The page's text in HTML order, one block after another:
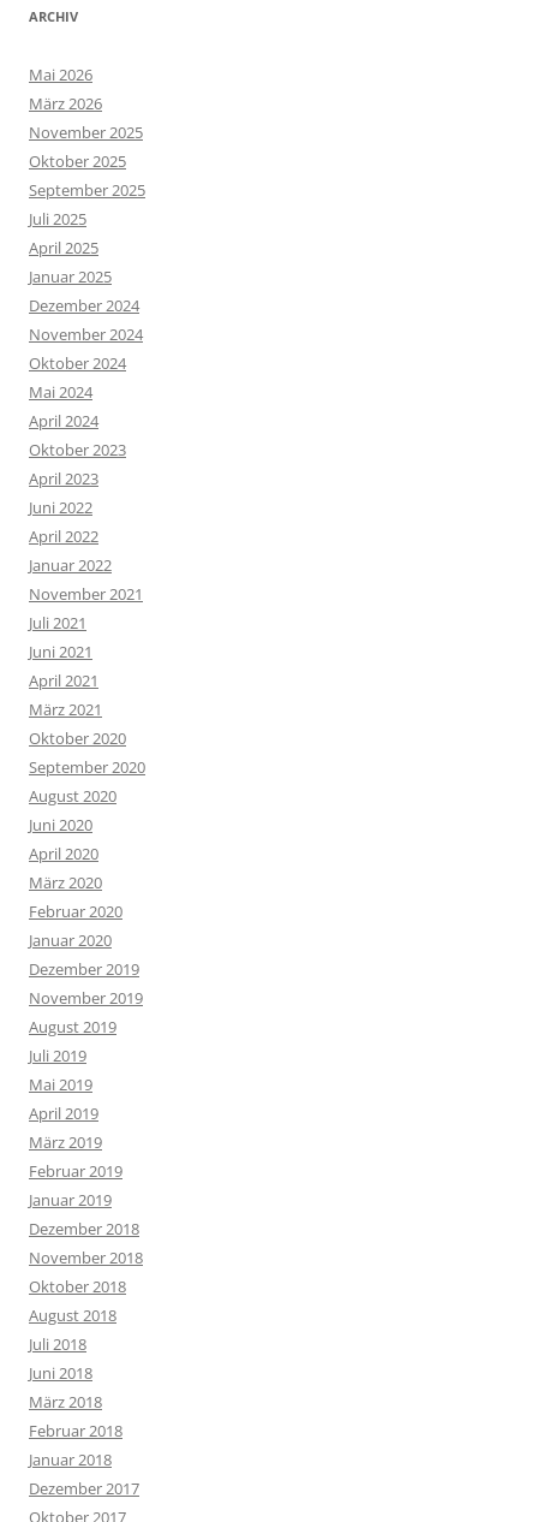
ARCHIV
Mai 2026
März 2026
November 2025
Oktober 2025
September 2025
Juli 2025
April 2025
Januar 2025
Dezember 2024
November 2024
Oktober 2024
Mai 2024
April 2024
Oktober 2023
April 2023
Juni 2022
April 2022
Januar 2022
November 2021
Juli 2021
Juni 2021
April 2021
März 2021
Oktober 2020
September 2020
August 2020
Juni 2020
April 2020
März 2020
Februar 2020
Januar 2020
Dezember 2019
November 2019
August 2019
Juli 2019
Mai 2019
April 2019
März 2019
Februar 2019
Januar 2019
Dezember 2018
November 2018
Oktober 2018
August 2018
Juli 2018
Juni 2018
März 2018
Februar 2018
Januar 2018
Dezember 2017